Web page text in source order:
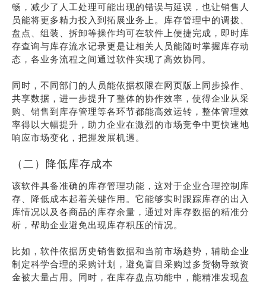
畅，减少了人工处理可能出现的错误与延误，也让销售人
员能将更多精力投入到拓展业务上。库存管理中的调拨、
盘点、组装、拆卸等操作均可在软件上便捷完成，即时库
存查询与库存流水记录更是让相关人员能随时掌握库存动
态，各业务流程之间通过软件实现了高效协同。
同时，不同部门的人员能依据权限在网页版上同步操作、
共享数据，进一步提升了整体的协作效率，使得企业从采
购、销售到库存管理等各环节都能高效运转，整体管理效
率得以大幅提升，助力企业在激烈的市场竞争中更快速地
响应市场变化，把握发展机遇。
（二）降低库存成本
该软件具备准确的库存管理功能，这对于企业合理控制库
存、降低成本起着关键作用。它能够实时跟踪库存的出入
库情况以及各商品的库存余量，通过对库存数据的精准分
析，帮助企业避免出现库存积压的情况。
比如，软件依据历史销售数据和当前市场趋势，辅助企业
制定科学合理的采购计划，避免盲目采购过多货物导致资
金被大量占用。同时，在库存盘点功能中，能精准发现盘